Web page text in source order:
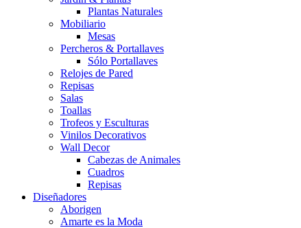
Plantas Naturales
Mobiliario
Mesas
Percheros & Portallaves
Sólo Portallaves
Relojes de Pared
Repisas
Salas
Toallas
Trofeos y Esculturas
Vinilos Decorativos
Wall Decor
Cabezas de Animales
Cuadros
Repisas
Diseñadores
Aborigen
Amarte es la Moda